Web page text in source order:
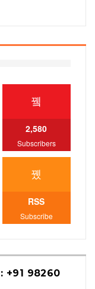
2,580
Subscribers
RSS
Subscribe
: +91 98260